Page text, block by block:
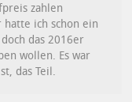
zahlen
hatte ich schon ein
das 2016er
wollen. Es war
das Teil.